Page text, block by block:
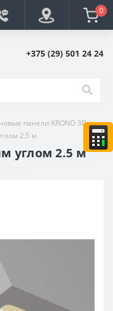
0
+375 (29) 501 24 24
панели KRONO 3D
2.5 м
углом 2.5 м